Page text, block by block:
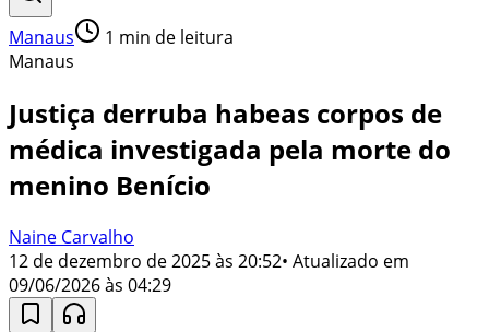
Manaus 1 min de leitura
Manaus
Justiça derruba habeas corpos de
médica investigada pela morte do
menino Benício
Naine Carvalho
12 de dezembro de 2025 às 20:52• Atualizado em
09/06/2026 às 04:29